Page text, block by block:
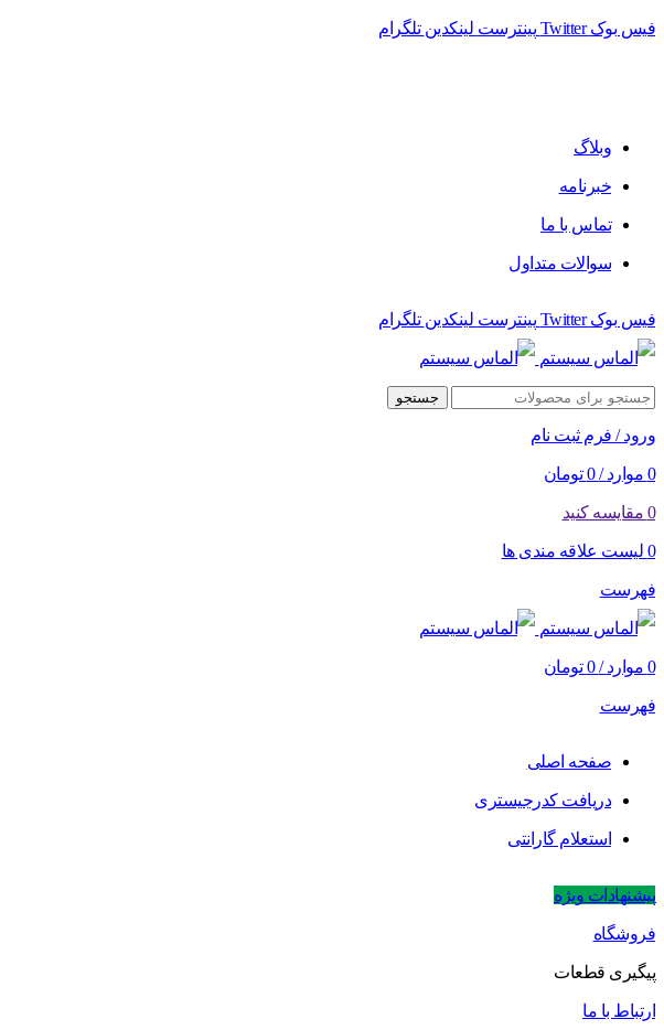
فیس بوک Twitter پینترست لینکدین تلگرام
وبلاگ
خبرنامه
تماس با ما
سوالات متداول
فیس بوک Twitter پینترست لینکدین تلگرام
جستجو
ورود / فرم ثبت نام
0 موارد /
0 تومان
0 مقایسه کنید
0 لیست علاقه مندی ها
فهرست
0 موارد /
0 تومان
فهرست
صفحه اصلی
دریافت کدرجیستری
استعلام گارانتی
پیشنهادات ویژه
فروشگاه
پیگیری قطعات
ارتباط با ما